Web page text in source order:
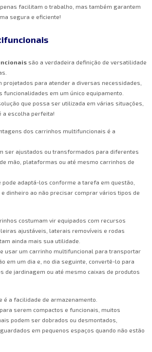
facilitam o trabalho, mas também garantem
segura e eficiente!
são a verdadeira definição de versatilidade
projetados para atender a diversas necessidades,
funcionalidades em um único equipamento.
que possa ser utilizada em várias situações,
a escolha perfeita!
dos carrinhos multifuncionais é a
ser ajustados ou transformados para diferentes
mão, plataformas ou até mesmo carrinhos de
pode adaptá-los conforme a tarefa em questão,
dinheiro ao não precisar comprar vários tipos de
costumam vir equipados com recursos
ajustáveis, laterais removíveis e rodas
ainda mais sua utilidade.
usar um carrinho multifuncional para transportar
em um dia e, no dia seguinte, convertê-lo para
de jardinagem ou até mesmo caixas de produtos
é a facilidade de armazenamento.
serem compactos e funcionais, muitos
podem ser dobrados ou desmontados,
em pequenos espaços quando não estão